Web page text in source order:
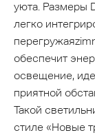
уюта. Размеры
легко
обеспечит
освещение,
приятной
Такой
стиле «Новые